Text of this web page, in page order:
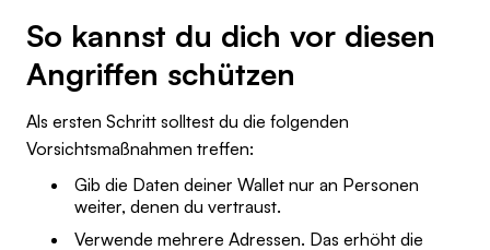
So kannst du dich vor diesen
Angriffen schützen
Als ersten Schritt solltest du die folgenden
Vorsichtsmaßnahmen treffen:
Gib die Daten deiner Wallet nur an Personen
weiter, denen du vertraust.
Verwende mehrere Adressen. Das erhöht die